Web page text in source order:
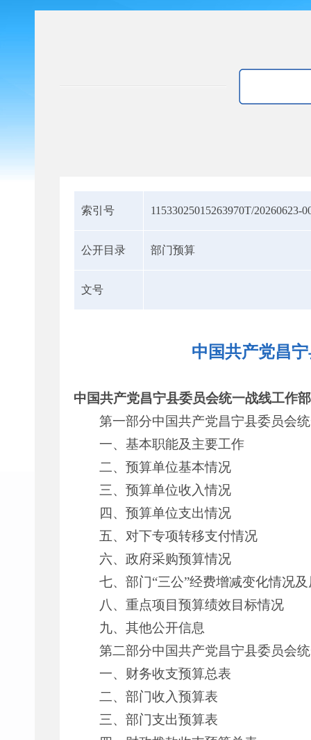
索引号 11533025015263970T/20260623-
公开目录 部门预算
文号
中国共产党昌
中国共产党昌宁县委员会统一战线工作
第一部分中国共产党昌宁县委员会
一、基本职能及主要工作
二、预算单位基本情况
三、预算单位收入情况
四、预算单位支出情况
五、对下专项转移支付情况
六、政府采购预算情况
七、部门“三公”经费增减变化情况
八、重点项目预算绩效目标情况
九、其他公开信息
第二部分中国共产党昌宁县委员会
一、财务收支预算总表
二、部门收入预算表
三、部门支出预算表